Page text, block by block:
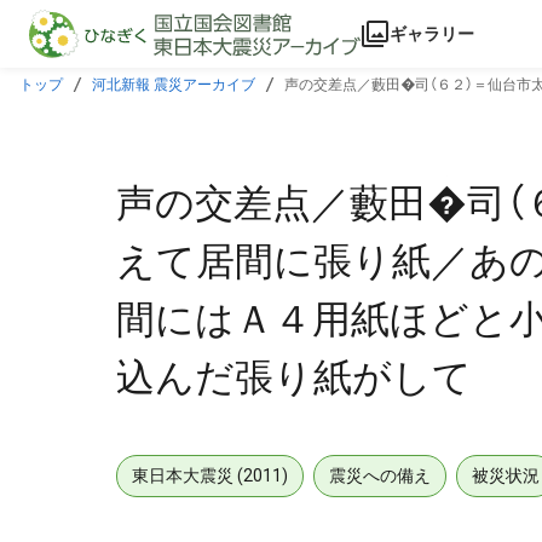
本文に飛ぶ
ギャラリー
トップ 河北新報 震災アーカイブ
声の交差点／藪田�司（６２）＝仙台市
声の交差点／藪田�司（
えて居間に張り紙／あ
間にはＡ４用紙ほどと
込んだ張り紙がして
東日本大震災 (2011) 震災への備え 被災状況